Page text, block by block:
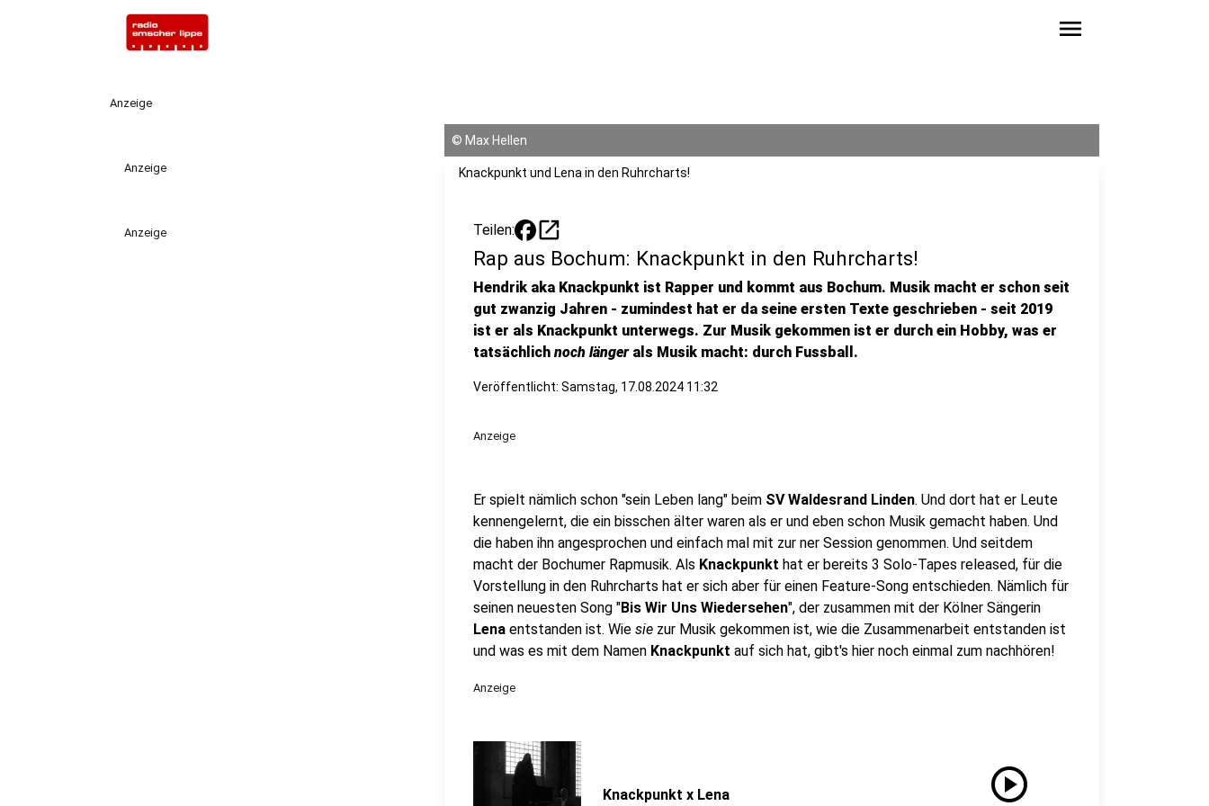
menu
Anzeige
Anzeige
Anzeige
© Max Hellen
Knackpunkt und Lena in den Ruhrcharts!
Teilen: open_in_new
Rap aus Bochum: Knackpunkt in den Ruhrcharts!
Hendrik aka Knackpunkt ist Rapper und kommt aus Bochum. Musik macht er schon seit
gut zwanzig Jahren - zumindest hat er da seine ersten Texte geschrieben - seit 2019
ist er als Knackpunkt unterwegs. Zur Musik gekommen ist er durch ein Hobby, was er
tatsächlich noch längerals Musik macht: durch Fussball.
Veröffentlicht: Samstag, 17.08.2024 11:32
Anzeige
Er spielt nämlich schon "sein Leben lang" beim SV Waldesrand Linden. Und dort hat er Leute
kennengelernt, die ein bisschen älter waren als er und eben schon Musik gemacht haben. Und
die haben ihn angesprochen und einfach mal mit zur ner Session genommen. Und seitdem
macht der Bochumer Rapmusik. Als Knackpunkt hat er bereits 3 Solo-Tapes released, für die
Vorstellung in den Ruhrcharts hat er sich aber für einen Feature-Song entschieden. Nämlich für
seinen neuesten Song "Bis Wir Uns Wiedersehen", der zusammen mit der Kölner Sängerin
Lena entstanden ist. Wie sie zur Musik gekommen ist, wie die Zusammenarbeit entstanden ist
und was es mit dem Namen Knackpunkt auf sich hat, gibt's hier noch einmal zum nachhören!
Anzeige
Knackpunkt x Lena play_circle